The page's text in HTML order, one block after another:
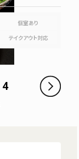
個室あり
テイクアウト対応
4